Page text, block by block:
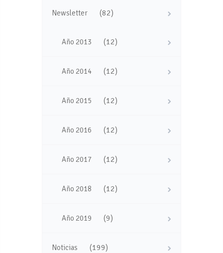
Newsletter (82)
Año 2013 (12)
Año 2014 (12)
Año 2015 (12)
Año 2016 (12)
Año 2017 (12)
Año 2018 (12)
Año 2019 (9)
Noticias (199)